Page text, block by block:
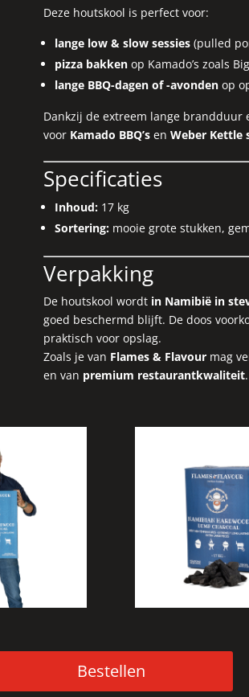
Deze houtskool is perfect voor:
lange low & slow sessies (pulled
pizza bakken op Kamado’s zoals
lange BBQ-dagen of -avonden op
Dankzij de extreem lange brandduur
voor Kamado BBQ’s enWeber Kettle
Specificaties
Inhoud: 17 kg
Sortering: mooie grote stukken,
Verpakking
De houtskool wordt in Namibië in
goed beschermd blijft. De doos
praktisch voor opslag.
Zoals je van Flames & Flavour mag
en van premium restaurantkwaliteit.
Bestellen